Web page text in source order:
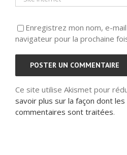
Enregistrez mon nom, e-
navigateur pour la prochaine
Ce site utilise Akismet pour
savoir plus sur la façon dont
commentaires sont traitées.